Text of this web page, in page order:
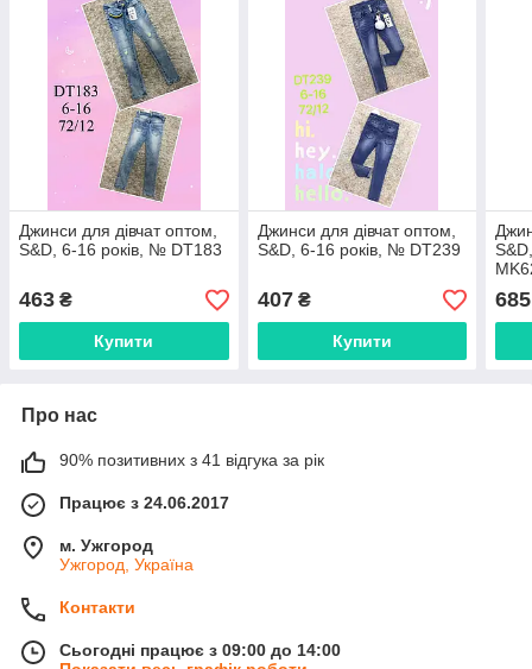
Джинси для дівчат оптом,
S&D, 6-16 років, № DT183
463 ₴
Купити
Джинси для дівчат оптом,
S&D, 6-16 років, № DT239
407₴
Купити
685
Про нас
90% позитивних з 41 відгука за рік
Працює з 24.06.2017
м. Ужгород
Ужгород, Україна
Контакти
Сьогодні працює з 09:00 до 14:00